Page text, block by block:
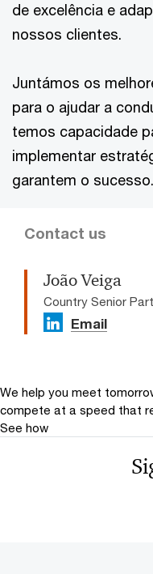
de excelência e
nossos clientes.
Juntámos os
para o ajudar a
temos capacidade
implementar
garantem o sucesso.
Contact us
João Veiga
Country Senior
Email
We help you meet
compete at a speed that
See how